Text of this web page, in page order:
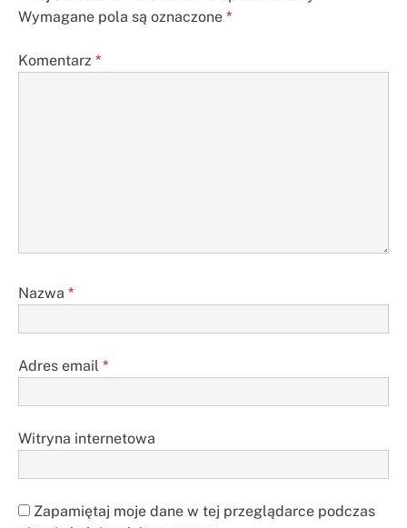
Wymagane pola są oznaczone *
Komentarz *
Nazwa *
Adres email *
Witryna internetowa
Zapamiętaj moje dane w tej przeglądarce podczas